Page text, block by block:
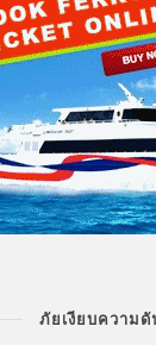
ภัยเงียบความ